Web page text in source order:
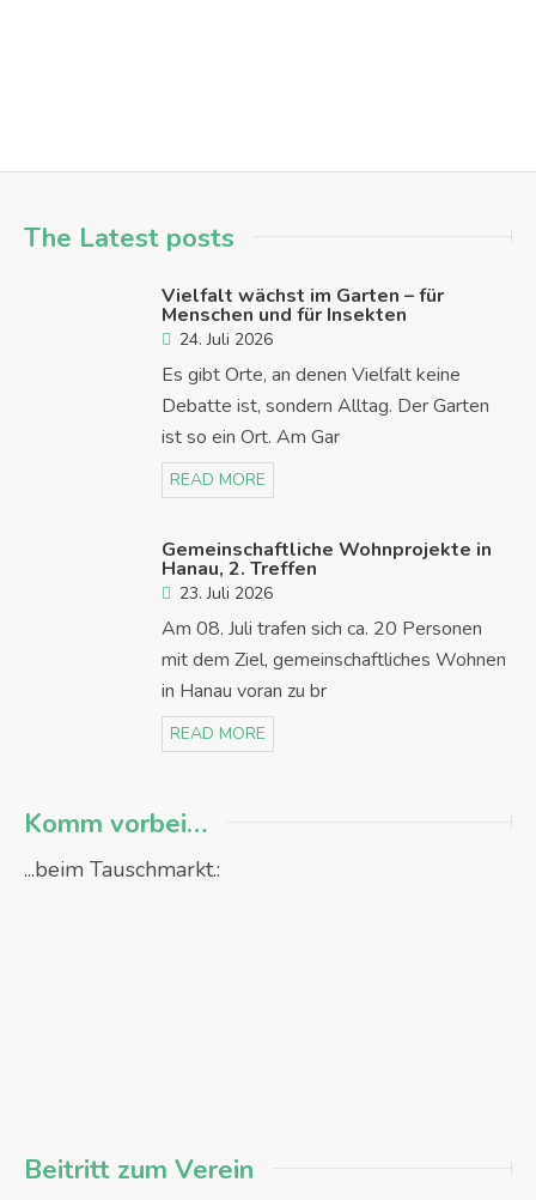
The Latest posts
Vielfalt wächst im Garten – für
Menschen und für Insekten
24. Juli 2026
Es gibt Orte, an denen Vielfalt keine
Debatte ist, sondern Alltag. Der Garten
ist so ein Ort. Am Gar
READ MORE
Gemeinschaftliche Wohnprojekte in
Hanau, 2. Treffen
23. Juli 2026
Am 08. Juli trafen sich ca. 20 Personen
mit dem Ziel, gemeinschaftliches Wohnen
in Hanau voran zu br
READ MORE
Komm vorbei…
...beim Tauschmarkt.:
Beitritt zum Verein